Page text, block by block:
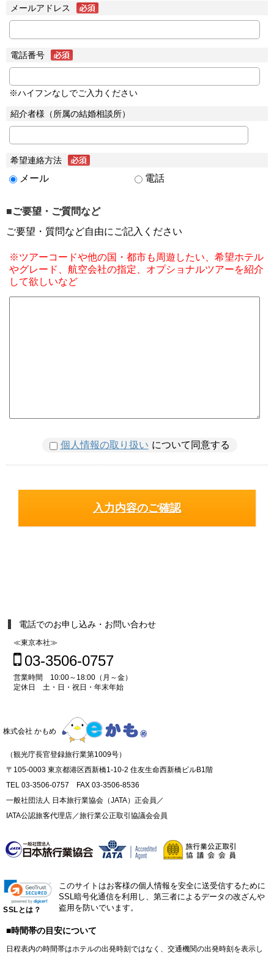
メールアドレス
電話番号
※ハイフンなしでご入力ください
紹介者様（所属の結婚相談所）
希望連絡方法
メール 電話
■ご要望・ご質問など
ご要望・質問など自由にご記入ください
※ツアーコードや他の国・都市も周遊したい、希望ホテル
やグレード、航空会社の指定、オプショナルツアーを紹介
して欲しいなど
個人情報の取り扱い について同意する
電話でのお申し込み・お問い合わせ
≪東京本社≫
03-3506-0757
営業時間 10:00～18:00（月～金）
定休日 土・日・祝日・年末年始
株式会社 かもめ
（観光庁長官登録旅行業第1009号）
〒105-0003 東京都港区西新橋1-10-2 住友生命西新橋ビルB1階
TEL 03-3506-0757 FAX 03-3506-8536
一般社団法人 日本旅行業協会（JATA）正会員／
IATA公認旅客代理店／旅行業公正取引協議会会員
SSLとは？
このサイトはお客様の個人情報を安全に送受信するために
SSL暗号化通信を利用し、第三者によるデータの改ざんや
盗用を防いでいます。
■時間帯の目安について
日程表内の時間帯はホテルの出発時刻ではなく、交通機関の出発時刻を表示し